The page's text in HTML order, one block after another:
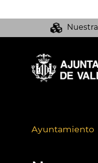
Ayuntamiento